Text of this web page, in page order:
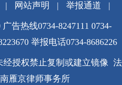
网站声明 | 举报通道 |
告热线0734-8247111 0734-
举报电话0734-8686226
经授权禁止复制或建立镜像 法
雁京律师事务所